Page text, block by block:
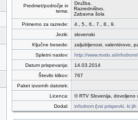
Predmet/področje in
tema:
Družba,
Razredništvo,
Zabavna šola
Primerno za razrede:
4., 5., 6., 7., 8., 9.
Jezik:
slovenski
Ključne besede:
zaljubljenost, valentinovo,
Spletni naslov:
http://www.rtvslo.si/
Datum prispevanja:
14.03.2014
Število klikov:
767
Paket izvornih datotek:
Licenca:
© RTV Slovenija,
Dodal:
infodrom (vsi prispevki, ki